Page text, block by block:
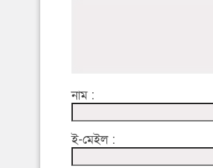
নাম :
ই-মেইল :